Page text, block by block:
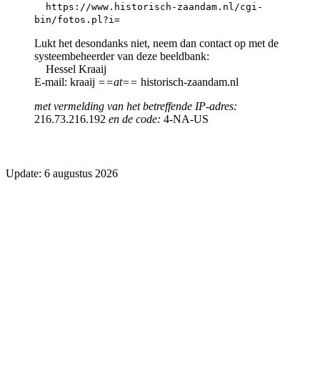
https://www.historisch-zaandam.nl/cgi-
bin/fotos.pl?i=
Lukt het desondanks niet, neem dan contact op met de
systeembeheerder van deze beeldbank:
Hessel Kraaij
E-mail: kraaij ==at== historisch-zaandam.nl
met vermelding van het betreffende IP-adres:
216.73.216.192 en de code: 4-NA-US
Update: 6 augustus 2026